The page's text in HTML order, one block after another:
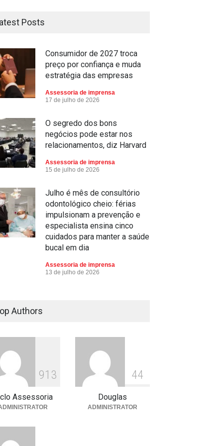
Posts
Consumidor de 2027 troca
preço por confiança e muda
estratégia das empresas
Assessoria de imprensa
17 de julho de 2026
O segredo dos bons
negócios pode estar nos
relacionamentos, diz Harvard
Assessoria de imprensa
15 de julho de 2026
Julho é mês de consultório
odontológico cheio: férias
impulsionam a prevenção e
especialista ensina cinco
cuidados para manter a saúde
bucal em dia
Assessoria de imprensa
13 de julho de 2026
Authors
913
Assessoria
44
Douglas
ADMINISTRATOR